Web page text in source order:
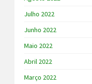
Julho 2022
Junho 2022
Maio 2022
Abril 2022
Março 2022